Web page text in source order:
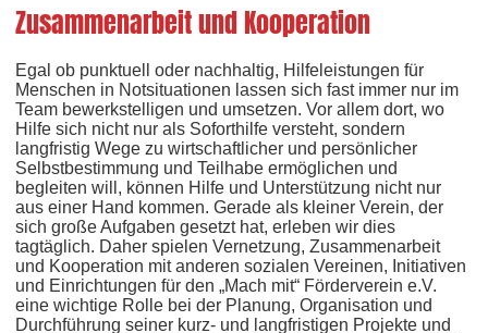
Zusammenarbeit und Kooperation
Egal ob punktuell oder nachhaltig, Hilfeleistungen für
Menschen in Notsituationen lassen sich fast immer nur im
Team bewerkstelligen und umsetzen. Vor allem dort, wo
Hilfe sich nicht nur als Soforthilfe versteht, sondern
langfristig Wege zu wirtschaftlicher und persönlicher
Selbstbestimmung und Teilhabe ermöglichen und
begleiten will, können Hilfe und Unterstützung nicht nur
aus einer Hand kommen. Gerade als kleiner Verein, der
sich große Aufgaben gesetzt hat, erleben wir dies
tagtäglich. Daher spielen Vernetzung, Zusammenarbeit
und Kooperation mit anderen sozialen Vereinen, Initiativen
und Einrichtungen für den „Mach mit“ Förderverein e.V.
eine wichtige Rolle bei der Planung, Organisation und
Durchführung seiner kurz- und langfristigen Projekte und